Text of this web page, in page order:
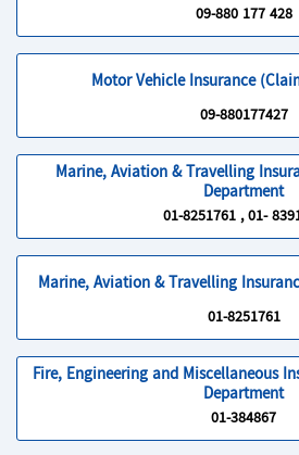
09-880 177 428
Motor Vehicle Insurance
09-880177427
Marine, Aviation & Travelling
Department
01-8251761 , 01-
Marine, Aviation & Travelling
01-8251761
Fire, Engineering and Miscellaneous
Department
01-384867